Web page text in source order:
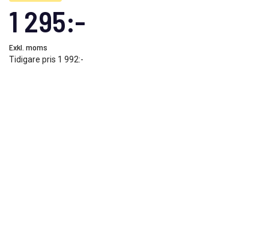
1 295:-
Exkl. moms
Tidigare pris 1 992:-